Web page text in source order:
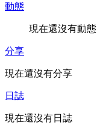
動態
現在還沒有動態
分享
現在還沒有分享
日誌
現在還沒有日誌